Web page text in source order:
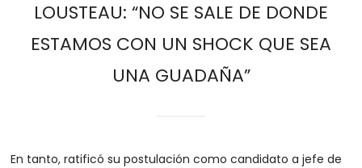
LOUSTEAU: “NO SE SALE DE DONDE
ESTAMOS CON UN SHOCK QUE SEA
UNA GUADAÑA”
En tanto, ratificó su postulación como candidato a jefe de